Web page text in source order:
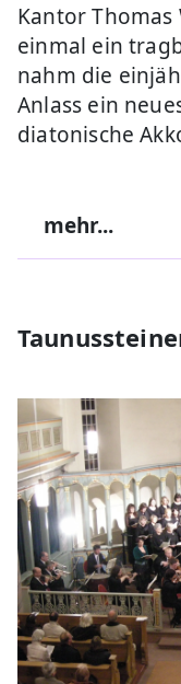
Kantor
einmal ein
nahm die
Anlass ein
diatonische
mehr...